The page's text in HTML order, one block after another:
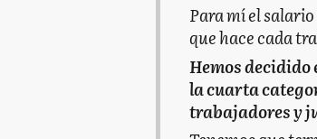
Para mí el
que hace cada
Hemos
la cuarta
trabajadores y